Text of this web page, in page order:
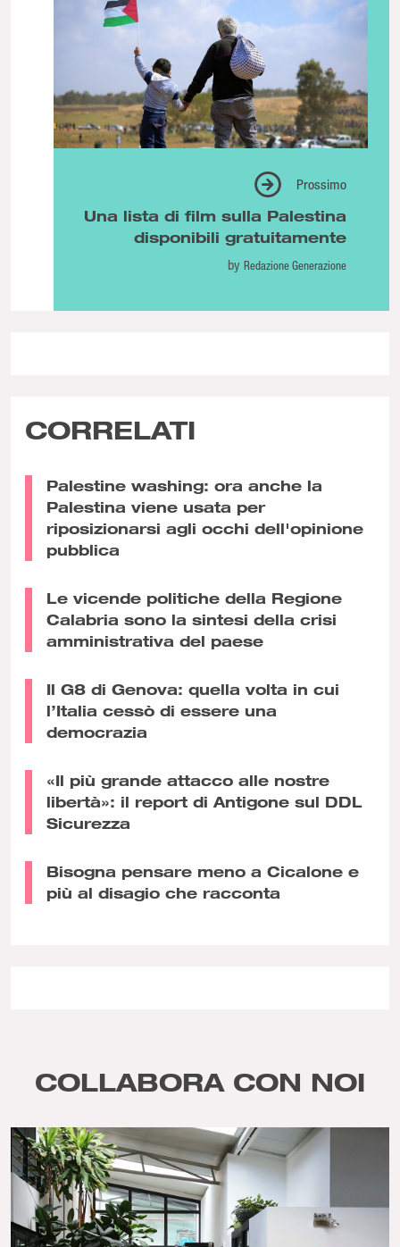
Prossimo
Una lista di film sulla Palestina
disponibili gratuitamente
by Redazione Generazione
CORRELATI
Palestine washing: ora anche la
Palestina viene usata per
riposizionarsi agli occhi dell'opinione
pubblica
Le vicende politiche della Regione
Calabria sono la sintesi della crisi
amministrativa del paese
Il G8 di Genova: quella volta in cui
l’Italia cessò di essere una
democrazia
«Il più grande attacco alle nostre
libertà»: il report di Antigone sul DDL
Sicurezza
Bisogna pensare meno a Cicalone e
più al disagio che racconta
COLLABORA CON NOI